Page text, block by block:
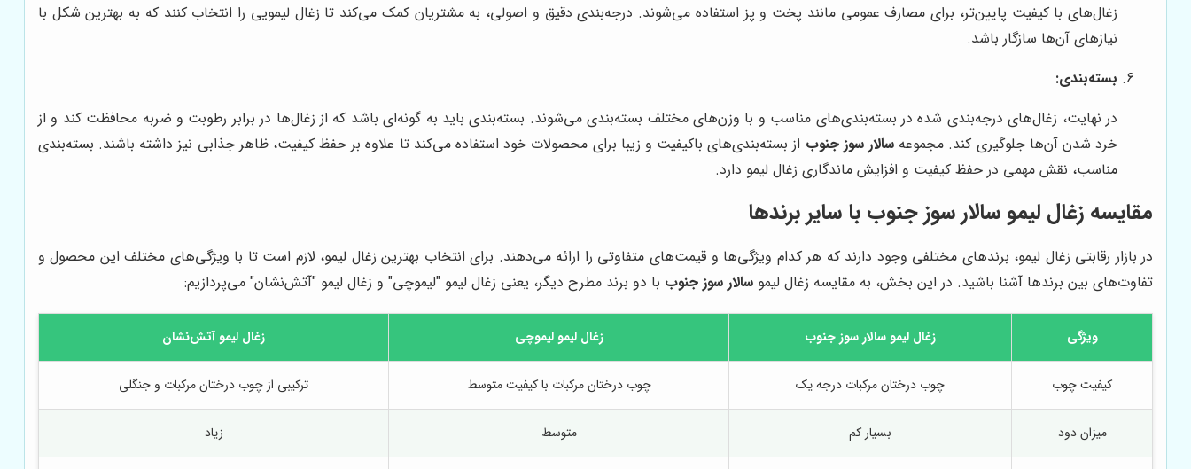
زغال‌های با کیفیت پایین‌تر، برای مصارف عمومی مانند پخت و پز استفاده می‌شوند. درجه‌بندی دقیق و اصولی، به مشتریان کمک می‌کند تا زغال لیمویی را انتخاب کنند که به بهترین شکل با
نیازهای آن‌ها سازگار باشد.
بسته‌بندی:
در نهایت، زغال‌های درجه‌بندی شده در بسته‌بندی‌های مناسب و با وزن‌های مختلف بسته‌بندی می‌شوند. بسته‌بندی باید به گونه‌ای باشد که از زغال‌ها در برابر رطوبت و ضربه محافظت کند و از
خرد شدن آن‌ها جلوگیری کند. مجموعه سالار سوز جنوب از بسته‌بندی‌های باکیفیت و زیبا برای محصولات خود استفاده می‌کند تا علاوه بر حفظ کیفیت، ظاهر جذابی نیز داشته باشند. بسته‌بندی
مناسب، نقش مهمی در حفظ کیفیت و افزایش ماندگاری زغال لیمو دارد.
مقایسه زغال لیمو سالار سوز جنوب با سایر برندها
در بازار رقابتی زغال لیمو، برندهای مختلفی وجود دارند که هر کدام ویژگی‌ها و قیمت‌های متفاوتی را ارائه می‌دهند. برای انتخاب بهترین زغال لیمو، لازم است تا با ویژگی‌های مختلف این محصول و
تفاوت‌های بین برندها آشنا باشید. در این بخش، به مقایسه زغال لیمو سالار سوز جنوب با دو برند مطرح دیگر، یعنی زغال لیمو "لیموچی" و زغال لیمو "آتش‌نشان" می‌پردازیم:
ویژگی زغال لیموسالار سوز جنوب زغال لیمو لیموچی زغال لیمو آتش‌نشان
کیفیت چوب چوب درختان مرکبات درجه یک چوب درختان مرکبات با کیفیت متوسط ترکیبی از چوب درختان مرکبات و جنگلی
میزان دود بسیار کم متوسط زیاد